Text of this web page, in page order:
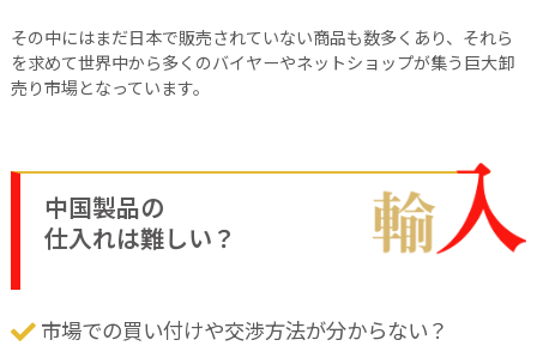
その中にはまだ日本で販売されていない商品も数多くあり、それら
を求めて世界中から多くのバイヤーやネットショップが集う巨大卸
売り市場となっています。
中国製品の
仕入れは難しい？
市場での買い付けや交渉方法が分からない？